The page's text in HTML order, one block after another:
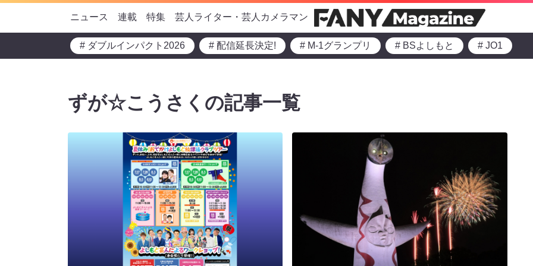
ニュース 連載 特集 芸人ライター・芸人カメラマン
# ダブルインパクト2026 # 配信延長決定! # M-1グランプリ # BSよしもと # JO1
ずが☆こうさくの記事一覧